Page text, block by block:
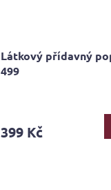
Látkový přídavný
499
399 Kč